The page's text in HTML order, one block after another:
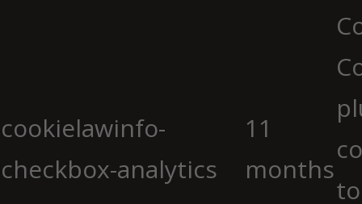
cookielawinfo-
checkbox-analytics
11
months